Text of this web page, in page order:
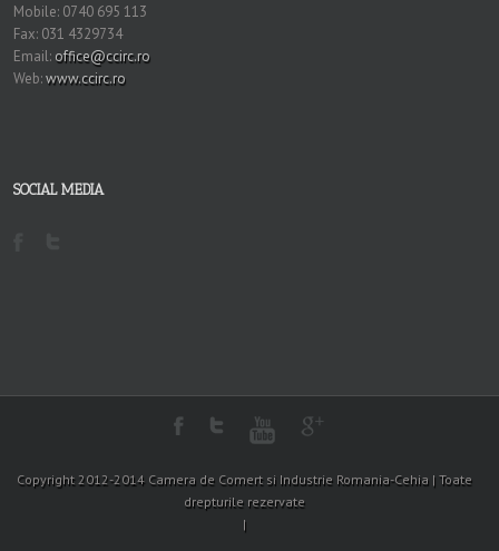
Mobile: 0740 695 113
Fax: 031 4329734
Email: office@ccirc.ro
Web:www.ccirc.ro
SOCIAL MEDIA
Copyright 2012-2014 Camera de Comert si Industrie Romania-Cehia | Toate
drepturile rezervate
|